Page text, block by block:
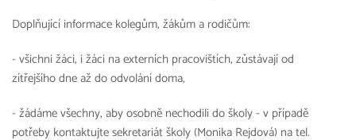
Doplňující informace kolegům, žákům a rodičům:
- všichni žáci, i žáci na externích pracovištích, zůstávají od
zítřejšího dne až do odvolání doma,
- žádáme všechny, aby osobně nechodili do školy - v případě
potřeby kontaktujte sekretariát školy (Monika Rejdová) na tel.